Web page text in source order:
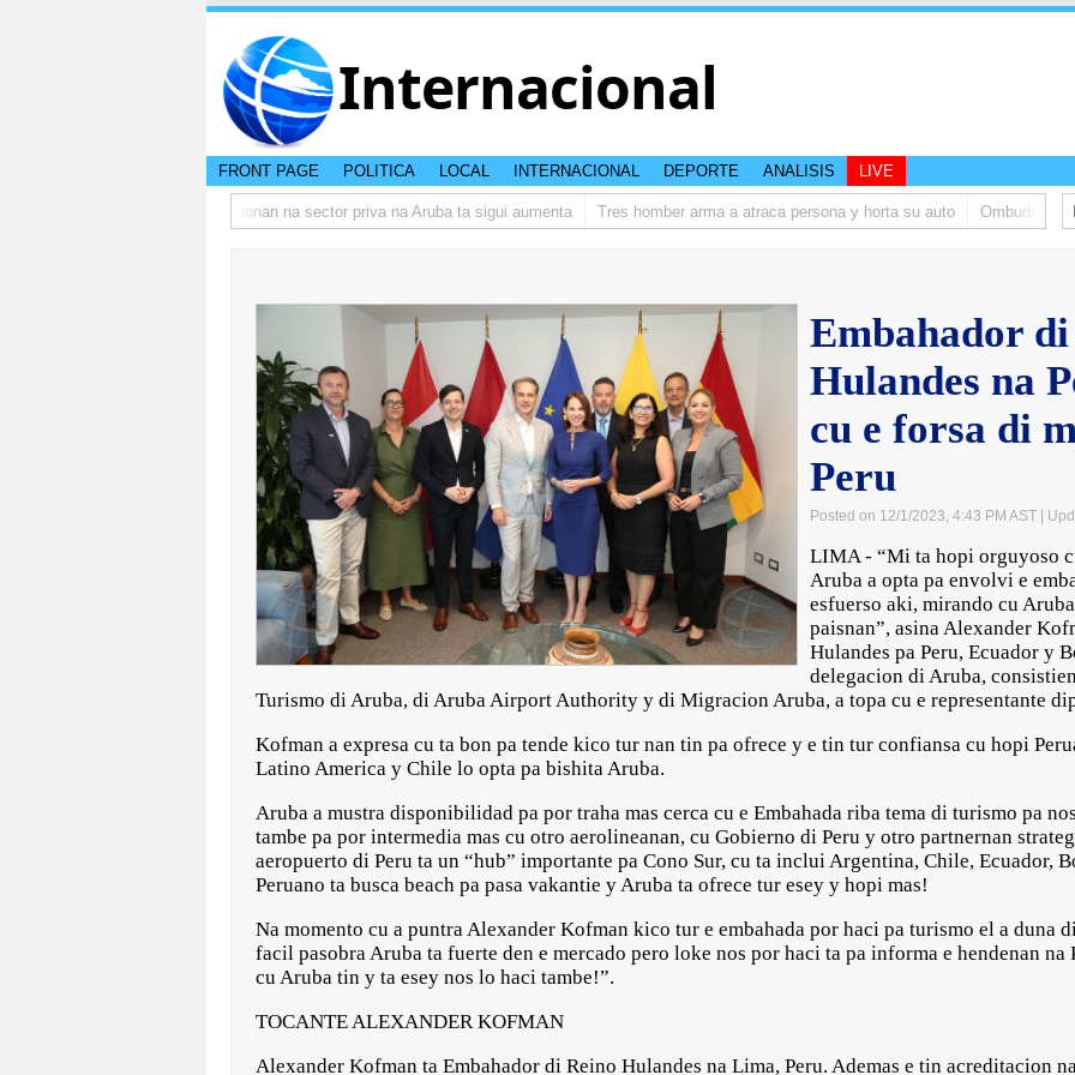
Internacional
FRONT PAGE POLITICA LOCAL INTERNACIONAL DEPORTE ANALISIS LIVE
Prestamonan na sector priva na Aruba ta sigui aumenta Tres homber arma a atraca persona y horta su auto Ombudsman ta
Embahador
Hulandes na
cu e forsa di
Peru
Posted on 12/1/2023, 4:43 PM AST |
LIMA - “Mi ta hopi orguyoso
Aruba a opta pa envolvi e
esfuerso aki, mirando cu
paisnan”, asina Alexander
Hulandes pa Peru, Ecuador y
delegacion di Aruba,
Turismo di Aruba, di Aruba Airport Authority y di Migracion Aruba, a topa cu e representante
Kofman a expresa cu ta bon pa tende kico tur nan tin pa ofrece y e tin tur confiansa cu hopi
Latino America y Chile lo opta pa bishita Aruba.
Aruba a mustra disponibilidad pa por traha mas cerca cu e Embahada riba tema di turismo pa
tambe pa por intermedia mas cu otro aerolineanan, cu Gobierno di Peru y otro partnernan
aeropuerto di Peru ta un “hub” importante pa Cono Sur, cu ta inclui Argentina, Chile, Ecuador,
Peruano ta busca beach pa pasa vakantie y Aruba ta ofrece tur esey y hopi mas!
Na momento cu a puntra Alexander Kofman kico tur e embahada por haci pa turismo el a duna
facil pasobra Aruba ta fuerte den e mercado pero loke nos por haci ta pa informa e hendenan na
cu Aruba tin y ta esey nos lo haci tambe!”.
TOCANTE ALEXANDER KOFMAN
Alexander Kofman ta Embahador di Reino Hulandes na Lima, Peru. Ademas e tin acreditacion